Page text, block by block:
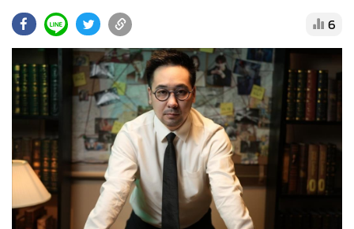
• ข่าวลึกปมลับ
• Exclusive Health
• ผู้จัดกวน
• น่าสนใจ
ข่าวอัพเดต
เศรษฐกิจ-ธุรกิจ
• สังคม-โซเชียล
6